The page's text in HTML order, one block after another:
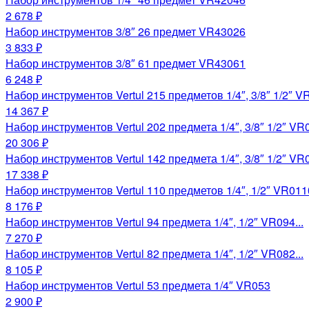
2 678 ₽
Набор инструментов 3/8″ 26 предмет VR43026
3 833 ₽
Набор инструментов 3/8″ 61 предмет VR43061
6 248 ₽
Набор инструментов Vertul 215 предметов 1/4″, 3/8″ 1/2″
14 367 ₽
Набор инструментов Vertul 202 предмета 1/4″, 3/8″ 1/2″
20 306 ₽
Набор инструментов Vertul 142 предмета 1/4″, 3/8″ 1/2″
17 338 ₽
Набор инструментов Vertul 110 предметов 1/4″, 1/2″
8 176 ₽
Набор инструментов Vertul 94 предмета 1/4″, 1/2″ VR094...
7 270 ₽
Набор инструментов Vertul 82 предмета 1/4″, 1/2″ VR082...
8 105 ₽
Набор инструментов Vertul 53 предмета 1/4″ VR053
2 900 ₽